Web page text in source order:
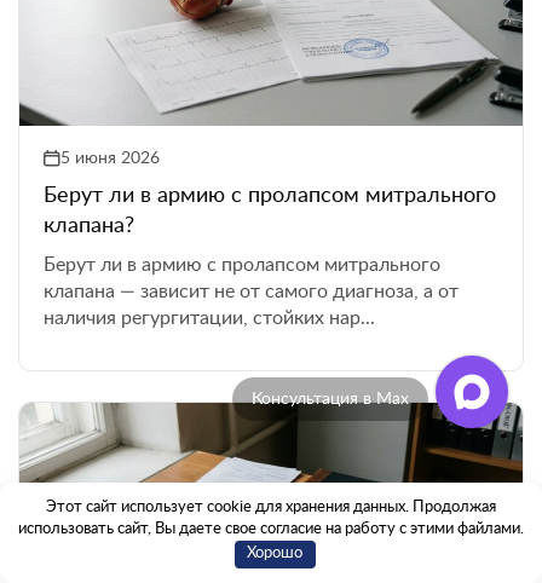
5 июня 2026
Берут ли в армию с пролапсом митрального
клапана?
Берут ли в армию с пролапсом митрального
клапана — зависит не от самого диагноза, а от
наличия регургитации, стойких нар...
Консультация в Max
Этот сайт использует cookie для хранения данных. Продолжая
использовать сайт, Вы даете свое согласие на работу с этими файлами.
Хорошо